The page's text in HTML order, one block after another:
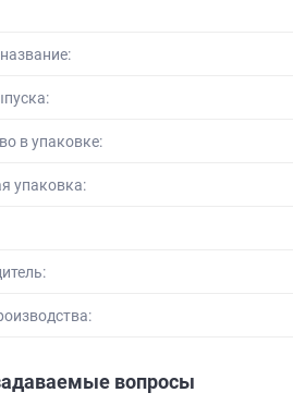
в упаковке:
упаковка:
вопросы